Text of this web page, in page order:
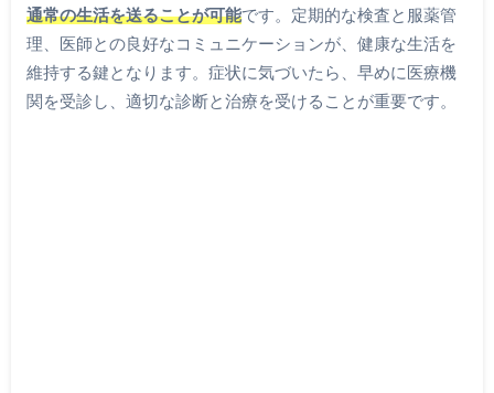
通常の生活を送ることが可能です。定期的な検査と服薬管
理、医師との良好なコミュニケーションが、健康な生活を
維持する鍵となります。症状に気づいたら、早めに医療機
関を受診し、適切な診断と治療を受けることが重要です。